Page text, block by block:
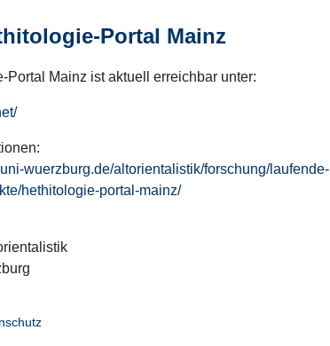
Portal Mainz
Portal Mainz ist aktuell erreichbar unter:
wuerzburg.de/altorientalistik/forschung/laufende-
hethitologie-portal-mainz/